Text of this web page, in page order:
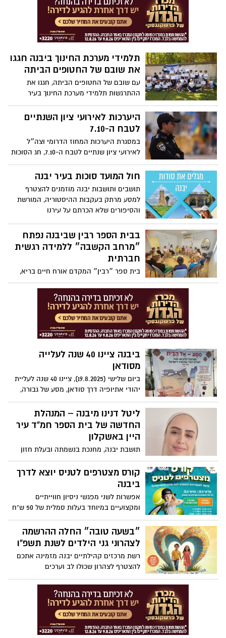
בבוקר השבעה באוקטובר.
תלמידי מערכת החינוך ביבנה חגגו
את שובם של החטופים הביתה
עם שובם של החטופים הביתה, חגגו את
ההתרגשות תלמידי מערכת החינוך בעיר
בפעילויות מרגשות לכבוד שובם
היערכות לאירועי ציון השנתיים
לטבח ה-7.10
במסגרת היערכות המחוז הדרומי וצה״ל
לאירועי ציון שנתיים לטבח ה-7.10, חג הסוכות
וחול המועד, שיתקיימו בימים הקרובים בגזרת
הנגב המערבי, שדרות ועוטף עזה - היום (ב')
יהיו פרוסים בצירים המרכזיים ובאזורים
הרלוונטיים
חול המועד סוכות בעיר יבנה
תושבים ותושבות יבנה מוזמנים להצטרף
למסע מרתק בעקבות ההיסטוריה, המורשת
והסיפורים שלא הכרתם על עירנו
בבית הספר רבין שביבנה נפתח
״מרחב הקשבה״ ללמידה רגשית
חברתית
בית ספר ״רבין״ המקדם אורח חיים בריא,
מהווה חממה לחינוך בר קיימא ומפתח קשרים
משמעותיים בין התלמידים לבין עצמם,
חבריהם וסביבתם.
ביבנה ציינו 40 שנה לעלייה
מסודאן
ביום שלישי (‎(19.8.2025, ציינו 40 שנה לעליית
יהודי אתיופיה דרך סודאן, מסע של גבורה,
אמונה וחלום ציוני שהפך למציאות וסיפורו
ממשיך להאיר את דרכנו עד היום
ליטל דנינו מיבנה – המנהלת
החדשה של בית הספר חמ"ד עיר
היין באשקלון
תושבת יבנה, מחנכת בנשמתה ובעלת חזון
חינוכי ערכי וחדשני, נבחרה להוביל את
תלמידי אשקלון אל עתיד של צמיחה
והשראה.
קורס מצטרפים לטניס יוצא לדרך
ביבנה
אפשרות לשני מפגשי ניסיון חווייתיים
ומקצועיים במיוחד בעלות סמלית של 50 ש"ח
בלבד מכיתה א’ עד כיתה י״ב
״בשעה טובה״ החלה ההרשמה
לצהרוני גני הילדים לשנת תשפ"ו
רשת מרכזים קהילתיים יבנה מזמינה אתכם
להצטרף לצהרון שכולו לב וערכים